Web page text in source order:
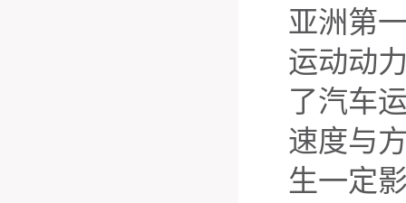
亚洲第
运动动
了汽车
速度与
生一定